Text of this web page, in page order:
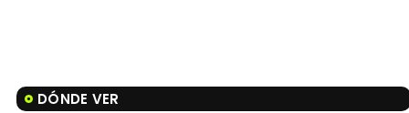
DÓNDE VER